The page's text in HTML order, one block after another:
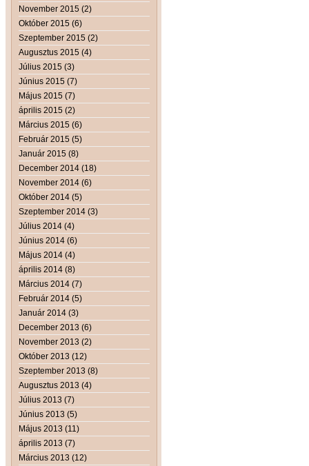
November 2015 (2)
Október 2015 (6)
Szeptember 2015 (2)
Augusztus 2015 (4)
Július 2015 (3)
Június 2015 (7)
Május 2015 (7)
április 2015 (2)
Március 2015 (6)
Február 2015 (5)
Január 2015 (8)
December 2014 (18)
November 2014 (6)
Október 2014 (5)
Szeptember 2014 (3)
Július 2014 (4)
Június 2014 (6)
Május 2014 (4)
április 2014 (8)
Március 2014 (7)
Február 2014 (5)
Január 2014 (3)
December 2013 (6)
November 2013 (2)
Október 2013 (12)
Szeptember 2013 (8)
Augusztus 2013 (4)
Július 2013 (7)
Június 2013 (5)
Május 2013 (11)
április 2013 (7)
Március 2013 (12)